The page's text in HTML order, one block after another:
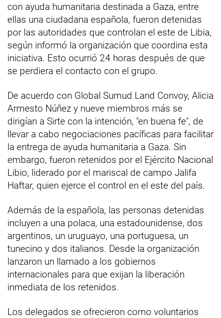
con ayuda humanitaria destinada a Gaza, entre
ellas una ciudadana española, fueron detenidas
por las autoridades que controlan el este de Libia,
según informó la organización que coordina esta
iniciativa. Esto ocurrió 24 horas después de que
se perdiera el contacto con el grupo.
De acuerdo con Global Sumud Land Convoy, Alicia
Armesto Núñez y nueve miembros más se
dirigían a Sirte con la intención, "en buena fe", de
llevar a cabo negociaciones pacíficas para facilitar
la entrega de ayuda humanitaria a Gaza. Sin
embargo, fueron retenidos por el Ejército Nacional
Libio, liderado por el mariscal de campo Jalifa
Haftar, quien ejerce el control en el este del país.
Además de la española, las personas detenidas
incluyen a una polaca, una estadounidense, dos
argentinos, un uruguayo, una portuguesa, un
tunecino y dos italianos. Desde la organización
lanzaron un llamado a los gobiernos
internacionales para que exijan la liberación
inmediata de los retenidos.
Los delegados se ofrecieron como voluntarios